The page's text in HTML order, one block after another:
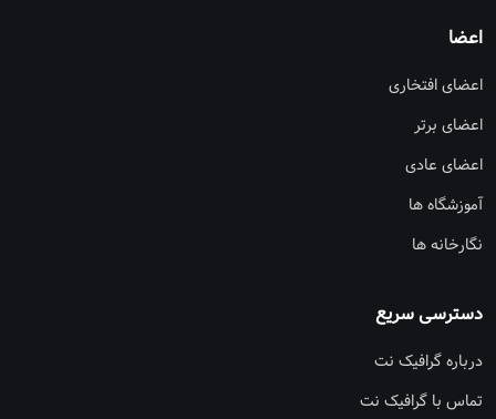
اعضا
اعضای افتخاری
اعضای برتر
اعضای عادی
آموزشگاه ها
نگارخانه ها
دسترسی سریع
درباره گرافیک نت
تماس با گرافیک نت